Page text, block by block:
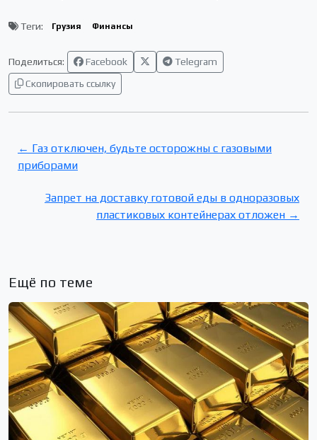
Теги: Грузия Финансы
Поделиться: Facebook
Telegram
Скопировать ссылку
← Газ отключен, будьте осторожны с газовыми
приборами
Запрет на доставку готовой еды в одноразовых
пластиковых контейнерах отложен →
Ещё по теме